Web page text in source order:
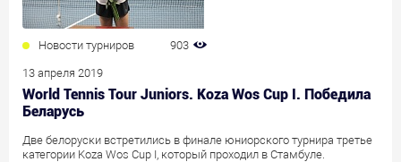
Новости турниров 903
13 апреля 2019
World Tennis Tour Juniors. Koza Wos Cup I. Победила
Беларусь
Две белоруски встретились в финале юниорского турнира третье
категории Koza Wos Cup I, который проходил в Стамбуле.